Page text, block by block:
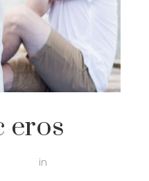
eros
in